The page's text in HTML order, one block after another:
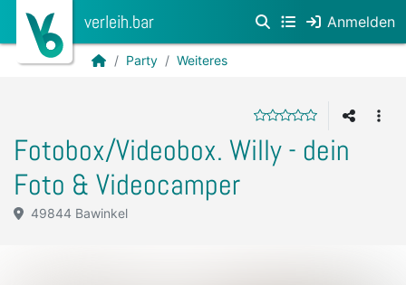
verleih.bar Anmelden
Party Weiteres
Fotobox/Videobox. Willy - dein
Foto & Videocamper
49844 Bawinkel